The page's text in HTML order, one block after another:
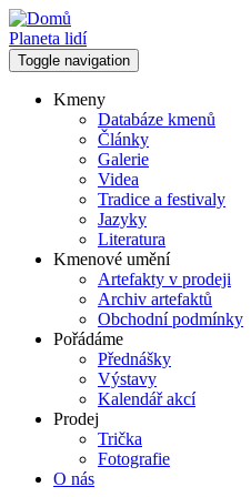
Přejít
k
hlavnímu
obsahu
Planeta lidí
Toggle navigation
Hlavní
navigace
Kmeny
Databáze kmenů
Články
Galerie
Videa
Tradice a festivaly
Jazyky
Literatura
Kmenové umění
Artefakty v prodeji
Archiv artefaktů
Obchodní podmínky
Pořádáme
Přednášky
Výstavy
Kalendář akcí
Prodej
Trička
Fotografie
O nás